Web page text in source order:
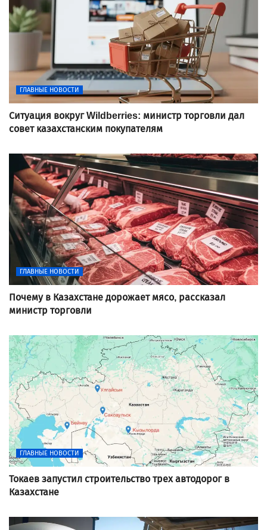
ГЛАВНЫЕ НОВОСТИ
Ситуация вокруг Wildberries: министр торговли дал
совет казахстанским покупателям
ГЛАВНЫЕ НОВОСТИ
Почему в Казахстане дорожает мясо, рассказал
министр торговли
ГЛАВНЫЕ НОВОСТИ
Токаев запустил строительство трех автодорог в
Казахстане